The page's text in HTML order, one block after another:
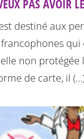
PAS AVOIR
destiné aux
qui
non protégée
de carte, il